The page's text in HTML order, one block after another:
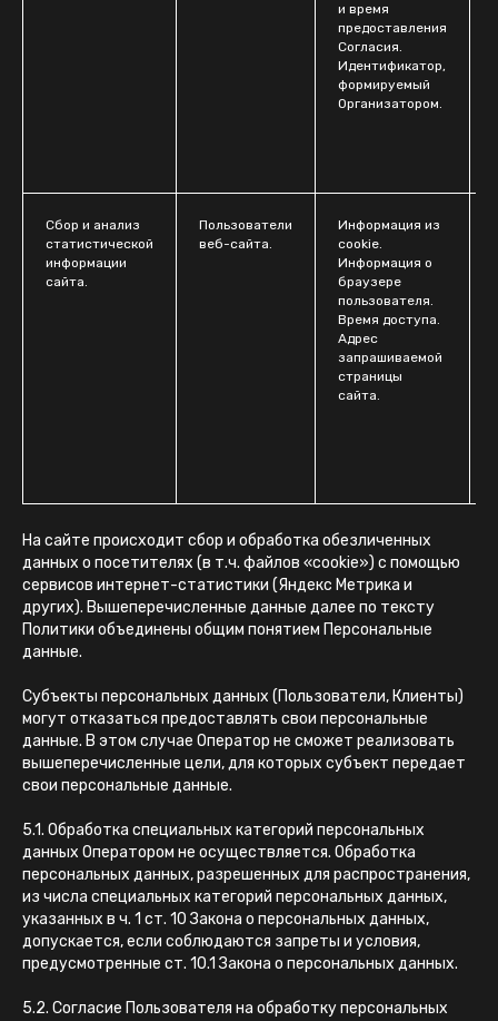
и время
предоставления
Согласия.
Идентификатор,
формируемый
Организатором.
Сбор и анализ
статистической
информации
сайта.
Пользователи
веб-сайта.
Информация из
cookie.
Информация о
браузере
пользователя.
Время доступа.
Адрес
запрашиваемой
страницы
сайта.
На сайте происходит сбор и обработка обезличенных
данных о посетителях (в т.ч. файлов «cookie») с помощью
сервисов интернет-статистики (Яндекс Метрика и
других). Вышеперечисленные данные далее по тексту
Политики объединены общим понятием Персональные
данные.
Субъекты персональных данных (Пользователи, Клиенты)
могут отказаться предоставлять свои персональные
данные. В этом случае Оператор не сможет реализовать
вышеперечисленные цели, для которых субъект передает
свои персональные данные.
5.1. Обработка специальных категорий персональных
данных Оператором не осуществляется. Обработка
персональных данных, разрешенных для распространения,
из числа специальных категорий персональных данных,
указанных в ч. 1 ст. 10 Закона о персональных данных,
допускается, если соблюдаются запреты и условия,
предусмотренные ст. 10.1 Закона о персональных данных.
5.2. Согласие Пользователя на обработку персональных